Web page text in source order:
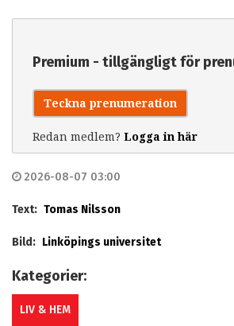
Premium - tillgängligt för
Teckna prenumeration
Redan medlem? Logga in här
2026-08-07 03:00
Text: Tomas Nilsson
Bild: Linköpings universitet
Kategorier:
LIV & HEM